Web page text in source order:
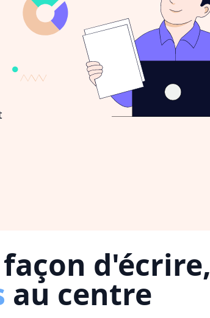
d'écrire,
au centre